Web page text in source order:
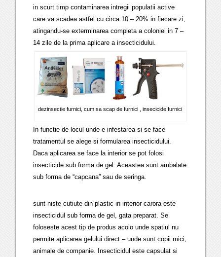
in scurt timp contaminarea intregii populatii active
care va scadea astfel cu circa 10 – 20% in fiecare zi,
atingandu-se exterminarea completa a coloniei in 7 –
14 zile de la prima aplicare a insecticidului.
dezinsectie furnici, cum sa scap de furnici , insecicide furnici
In functie de locul unde e infestarea si se face
tratamentul se alege si formularea insecticidului.
Daca aplicarea se face la interior se pot folosi
insecticide sub forma de gel. Aceastea sunt ambalate
sub forma de “capcana” sau de seringa.
sunt niste cutiute din plastic in interior carora este
insecticidul sub forma de gel, gata preparat. Se
foloseste acest tip de produs acolo unde spatiul nu
permite aplicarea gelului direct – unde sunt copii mici,
animale de companie. Insecticidul este capsulat si